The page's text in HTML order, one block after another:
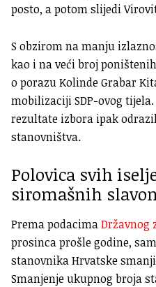
posto, a potom slijedi
S obzirom na manju
kao i na veći broj
o porazu Kolinde Grabar
mobilizaciji SDP-ovog
rezultate izbora ipak
stanovništva.
Polovica svih
siromašnih
Prema podacimaDržavnog
prosinca prošle godine,
stanovnika Hrvatske
Smanjenje ukupnog broja